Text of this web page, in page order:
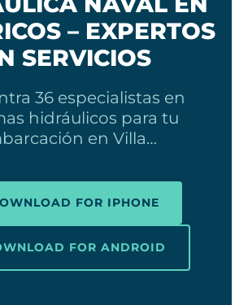
– EXPERTOS
SERVICIOS
36 especialistas en
hidráulicos para tu
en Villa…
FOR IPHONE
FOR ANDROID